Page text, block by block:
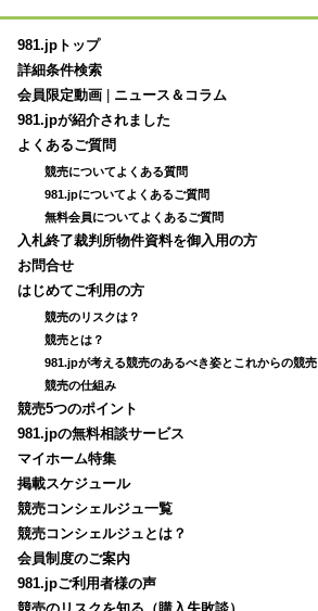
981.jpトップ
詳細条件検索
会員限定動画
ニュース＆コラム
981.jpが紹介されました
よくあるご質問
競売についてよくある質問
981.jpについてよくあるご質問
無料会員についてよくあるご質問
入札終了裁判所物件資料を御入用の方
お問合せ
はじめてご利用の方
競売のリスクは？
競売とは？
981.jpが考える競売のあるべき姿とこれからの競売
競売の仕組み
競売5つのポイント
981.jpの無料相談サービス
マイホーム特集
掲載スケジュール
競売コンシェルジュ一覧
競売コンシェルジュとは？
会員制度のご案内
981.jpご利用者様の声